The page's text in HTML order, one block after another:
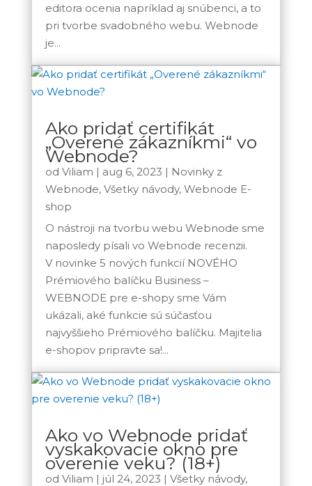
editora ocenia napríklad aj snúbenci, a to
pri tvorbe svadobného webu. Webnode
je...
Ako pridať certifikát
„Overené zákazníkmi“ vo
Webnode?
od Viliam | aug 6, 2023 | Novinky z
Webnode, Všetky návody, Webnode E-
shop
O nástroji na tvorbu webu Webnode sme
naposledy písali vo Webnode recenzii.
V novinke 5 nových funkcií NOVÉHO
Prémiového balíčku Business –
WEBNODE pre e-shopy sme Vám
ukázali, aké funkcie sú súčasťou
najvyššieho Prémiového balíčku. Majitelia
e-shopov pripravte sa!...
Ako vo Webnode pridať
vyskakovacie okno pre
overenie veku? (18+)
od Viliam | júl 24, 2023 | Všetky návody,